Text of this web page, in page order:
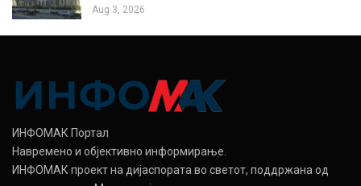
Aug 3, 2026
ИНФОМАК Портал
Навремено и објективно информирање.
ИНФОМАК проект на дијаспората во светот, поддржана од